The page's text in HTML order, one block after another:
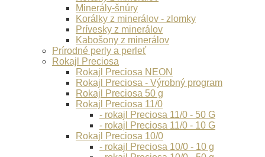
Minerály-šnúry
Korálky z minerálov - zlomky
Prívesky z minerálov
Kabošony z minerálov
Prírodné perly a perleť
Rokajl Preciosa
Rokajl Preciosa NEON
Rokajl Preciosa - Výrobný program
Rokajl Preciosa 50 g
Rokajl Preciosa 11/0
- rokajl Preciosa 11/0 - 50 G
- rokajl Preciosa 11/0 - 10 G
Rokajl Preciosa 10/0
- rokajl Preciosa 10/0 - 10 g